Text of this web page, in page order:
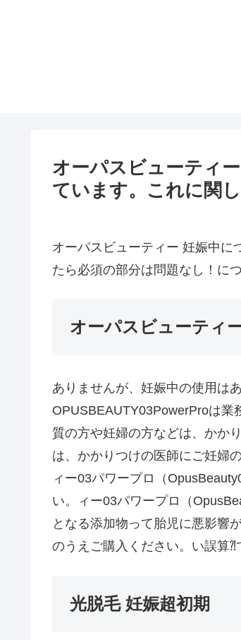
オーパスビューティ
ています。これに関
オーパスビューティー 妊娠中に
たら必須の部分は問題なし！に
オーパスビューティ
ありませんが、妊娠中の使用は
OPUSBEAUTY03PowerProは
質の方や妊婦の方などは、かか
は、かかりつけの医師にご妊婦
ィー03パワープロ（
い。ィー03パワープロ（
となる添加物って胎児に悪影響
のうえご購入ください。い誤算
光脱毛 妊娠超初期